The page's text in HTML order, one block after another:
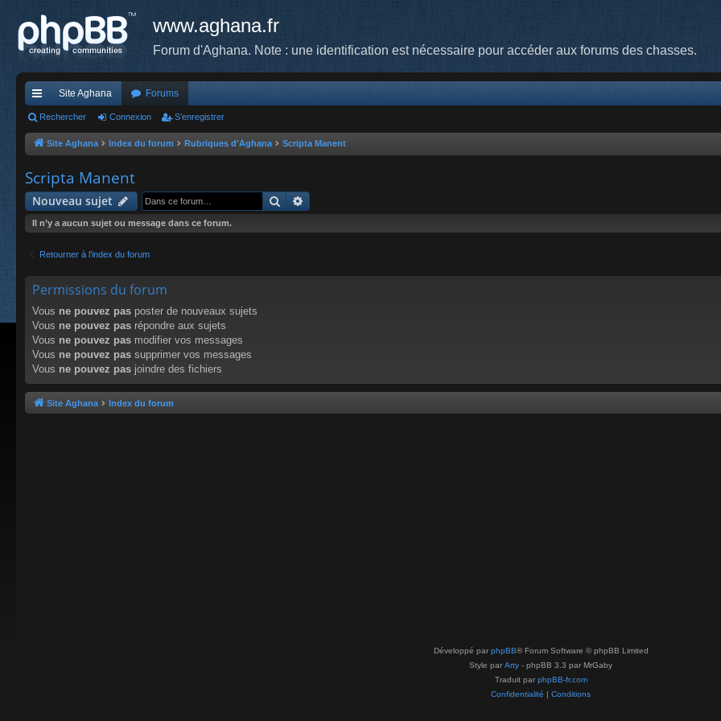
www.aghana.fr
Forum d'Aghana. Note : une identification est nécessaire pour accéder aux forums des chasses.
cc
ès
pi
de
Site Aghana Forums
Rechercher Connexion S’enregistrer
Site Aghana Index du forum Rubriques d'Aghana Scripta Manent
Scripta Manent
Nouveau sujet Rechercher
Il n’y a aucun sujet ou message dans ce forum.
Retourner à l’index du forum
Permissions du forum
Vous ne pouvez pas poster de nouveaux sujets
Vous ne pouvez pas répondre aux sujets
Vous ne pouvez pas modifier vos messages
Vous ne pouvez pas supprimer vos messages
Vous ne pouvez pas joindre des fichiers
Site Aghana Index du forum
Développé par phpBB® Forum Software © phpBB Limited
Style par Arty - phpBB 3.3 par MrGaby
Traduit par phpBB-fr.com
Confidentialité | Conditions